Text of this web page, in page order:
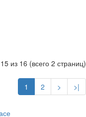
из 16 (всего 2 страниц)
1 2 > >|